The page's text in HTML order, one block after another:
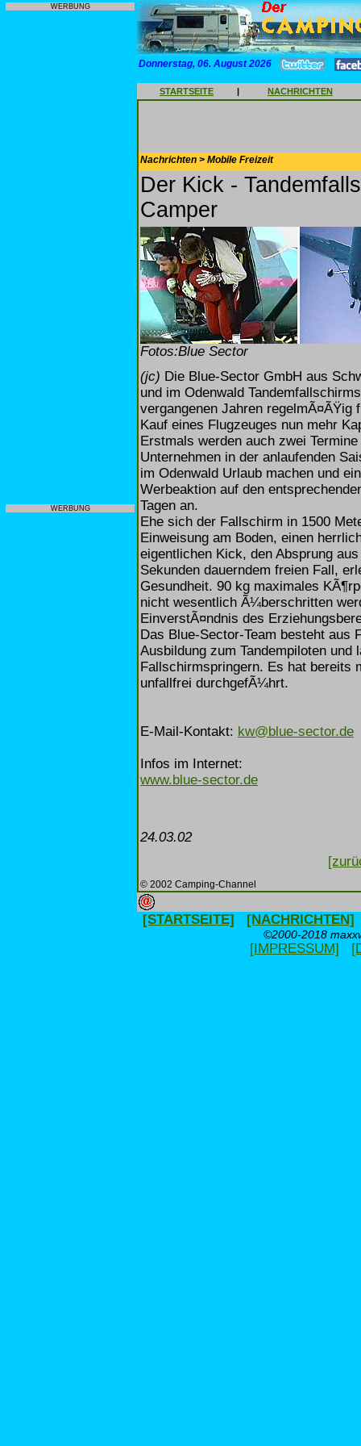
WERBUNG
WERBUNG
Donnerstag, 06. August 2026
STARTSEITE | NACHRICHTEN
Nachrichten > Mobile Freizeit
Der Kick -
Camper
Fotos:Blue Sector
(jc) Die Blue-Sector GmbH aus
und im Odenwald
vergangenen Jahren
Kauf eines Flugzeuges nun mehr
Erstmals werden auch zwei
Unternehmen in der anlaufenden
im Odenwald Urlaub machen und
Werbeaktion auf den
Tagen an.
Ehe sich der Fallschirm in 1500
Einweisung am Boden, einen
eigentlichen Kick, den Absprung
Sekunden dauerndem freien Fall,
Gesundheit. 90 kg maximales
nicht wesentlich Ã¼berschritten
EinverstÃ¤ndnis des
Das Blue-Sector-Team besteht aus
Ausbildung zum Tandempiloten
Fallschirmspringern. Es hat bereits
unfallfrei durchgefÃ¼hrt.
E-Mail-Kontakt: kw@blue-sector.de
Infos im Internet:
www.blue-sector.de
24.03.02
© 2002 Camping-Channel
[STARTSEITE] [NACHRICHTEN]
©2000-2018
[IMPRESSUM]